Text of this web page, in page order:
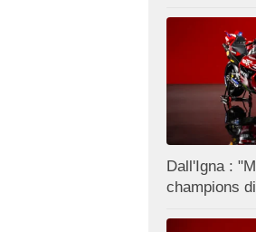
Dall'Igna :
champions